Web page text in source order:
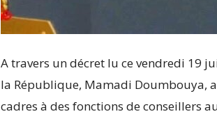
A travers un décret lu ce vendredi 19
la République, Mamadi Doumbouya,
cadres à des fonctions de conseillers